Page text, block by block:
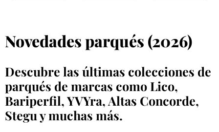
Novedades parqués (2026)
Descubre las últimas colecciones de
parqués de marcas como Lico,
Bariperfil, YVYra, Altas Concorde,
Stegu y muchas más.